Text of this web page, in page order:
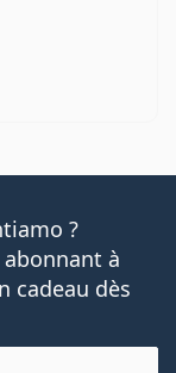
?
à
cadeau dès